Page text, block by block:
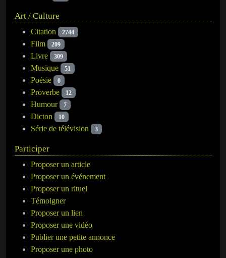
Art / Culture
Citation 2744
Film 209
Livre 309
Musique 51
Poésie 0
Proverbe 12
Humour 7
Dicton 10
Série de télévision 3
Participer
Proposer un article
Proposer un événement
Proposer un rituel
Témoigner
Proposer un lien
Proposer une vidéo
Publier une petite annonce
Proposer une photo